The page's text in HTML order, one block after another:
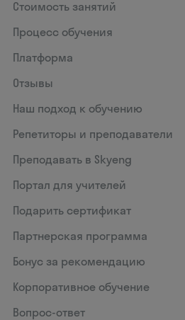
Стоимость занятий
Процесс обучения
Платформа
Отзывы
Наш подход к обучению
Репетиторы и преподаватели
Преподавать в Skyeng
Портал для учителей
Подарить сертификат
Партнерская программа
Бонус за рекомендацию
Корпоративное обучение
Вопрос-ответ